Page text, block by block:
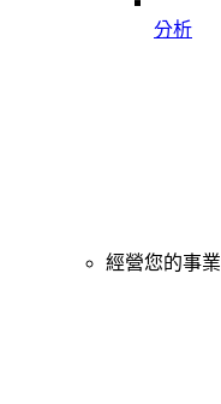
分析
經營您的事業